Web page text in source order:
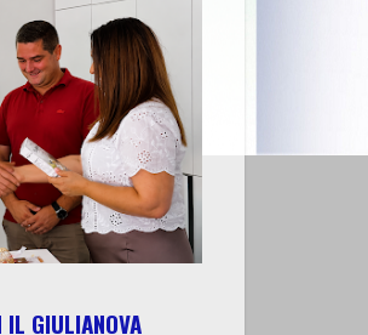
GIULIANOVA